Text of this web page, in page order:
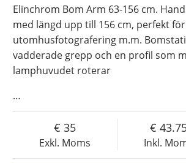
Elinchrom Bom Arm 63-156 cm.
med längd upp till 156 cm, perfekt för
utomhusfotografering m.m.
vadderade grepp och en profil som
lamphuvudet roterar
…
Exkl. Moms
35
Inkl.